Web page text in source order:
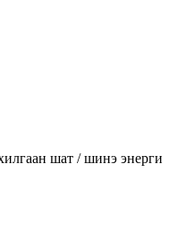
шат / шинэ энерги